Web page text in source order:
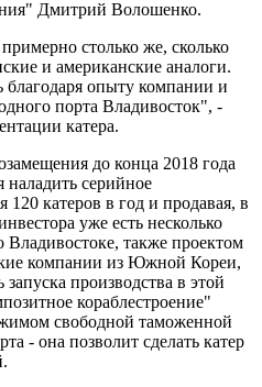
Дмитрий Волошенко.
столько же, сколько
и американские аналоги.
благодаря опыту компании и
порта Владивосток", -
катера.
до конца 2018 года
наладить серийное
120 катеров в год и продавая, в
уже есть несколько
Владивостоке, также проектом
компании из Южной Кореи,
производства в этой
кораблестроение"
свободной таможенной
- она позволит сделать катер